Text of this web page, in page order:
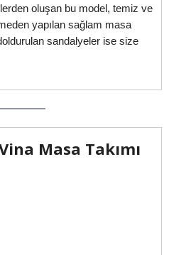
oluşan bu model, temiz ve
yapılan sağlam masa
sandalyeler ise size
Masa Takımı